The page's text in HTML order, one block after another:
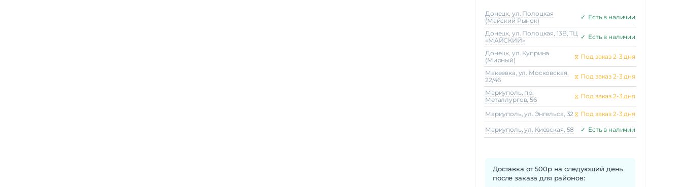
Донецк, ул. Полоцкая
(Майский Рынок)
✓ Есть в наличии
Донецк, ул. Полоцкая, 13В, ТЦ
«МАЙСКИЙ»
✓ Есть в наличии
Донецк, ул. Куприна
(Мирный)
⧖ Под заказ 2-3 дня
Макеeвка, ул. Московская,
22/46
⧖ Под заказ 2-3 дня
Мариуполь, пр.
Металлургов, 56
⧖ Под заказ 2-3 дня
Мариуполь, ул. Энгельса, 32 ⧖ Под заказ 2-3 дня
Мариуполь, ул. Киевская, 58 ✓ Есть в наличии
Доставка от 500р на следующий день
после заказа для районов: